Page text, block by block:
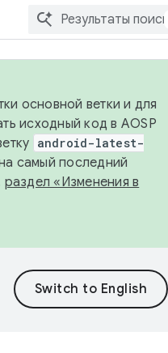
основной ветки и для
исходный код в AOSP
android-latest-
самый последний
раздел «Изменения в